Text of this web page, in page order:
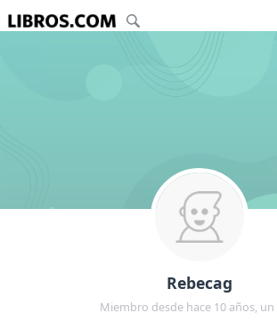
Rebecag
Miembro desde hace 10 años, un